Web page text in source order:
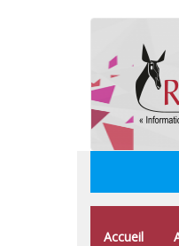
Accueil